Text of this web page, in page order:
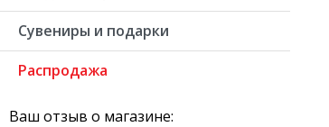
Сувениры и подарки
Распродажа
Ваш отзыв о магазине: